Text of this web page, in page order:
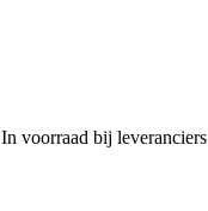
In voorraad bij leveranciers